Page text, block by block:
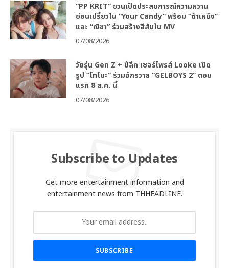
“PP KRIT” ชวนเปิดประสบการณ์ความหวาน
ซ่อนเปรี้ยวใน “Your Candy” พร้อม “ต้าเหนิง”
และ “ณิชา” ร่วมสร้างสีสันใน MV
07/08/2026
วัยรุ่น Gen Z + ปีลึก เซอร์ไพรส์ Looke เปิด
รูป “โทโมะ” ร่วมจักรวาล “GELBOYS 2” ตอน
แรก 8 ส.ค. นี้
07/08/2026
Subscribe to Updates
Get more entertainment information and
entertainment news from THHEADLINE.